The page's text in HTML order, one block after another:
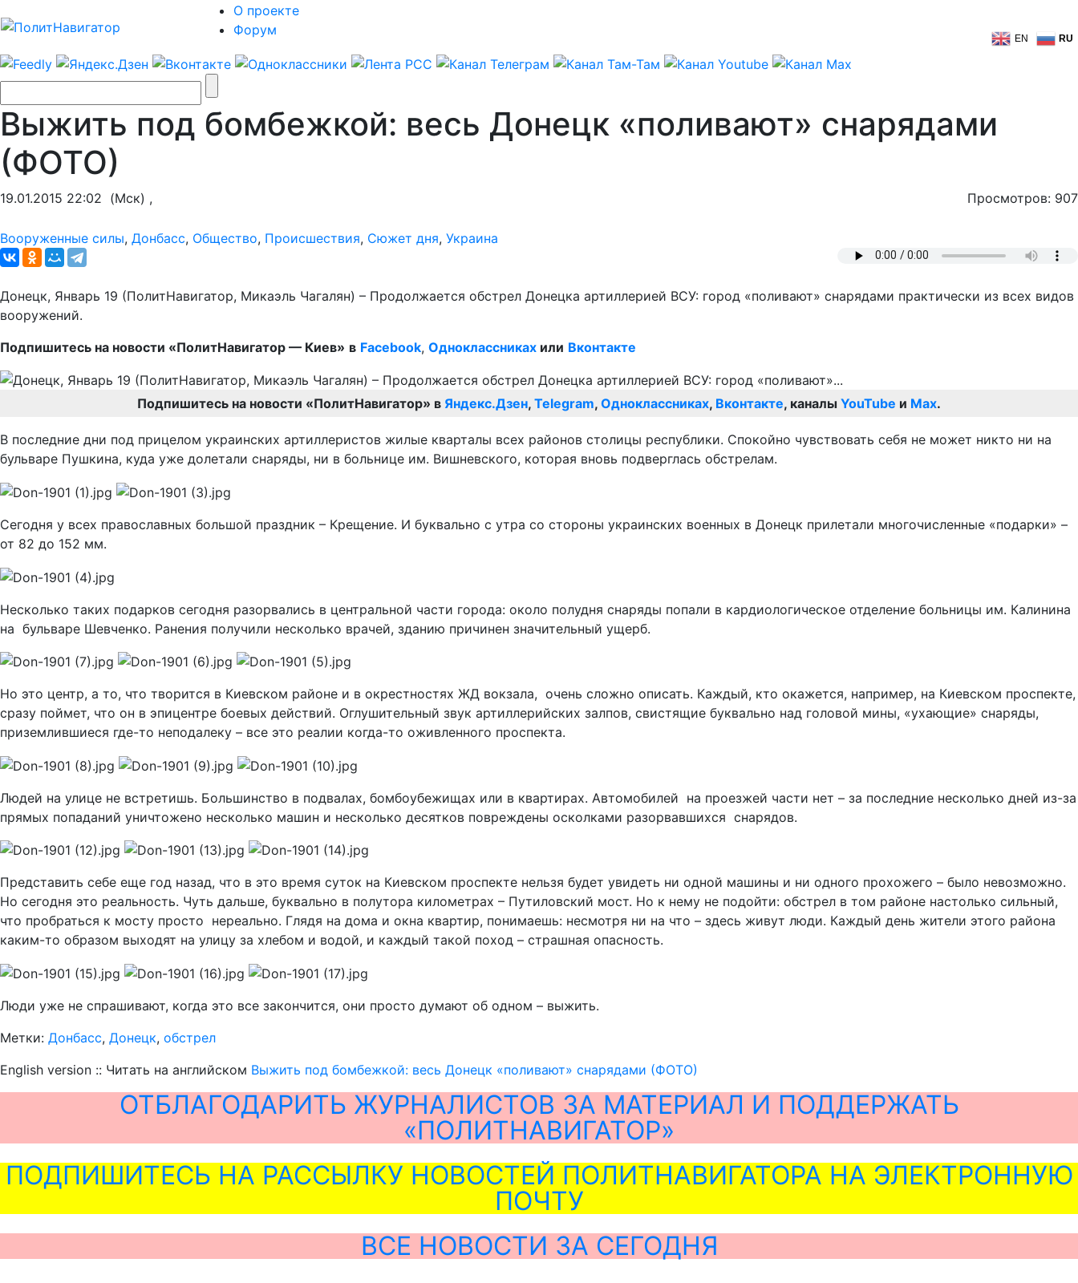
О проекте
Форум
EN RU
Выжить под бомбежкой: весь Донецк «поливают» снарядами
(ФОТО)
19.01.2015 22:02 (Мск) , Просмотров: 907
Вооруженные силы, Донбасс, Общество, Происшествия, Сюжет дня, Украина
Донецк, Январь 19 (ПолитНавигатор, Микаэль Чагалян) – Продолжается обстрел Донецка артиллерией ВСУ: город «поливают» снарядами практически из всех видов
вооружений.
Подпишитесь на новости «ПолитНавигатор — Киев» в Facebook, Одноклассниках или Вконтакте
Подпишитесь на новости «ПолитНавигатор» в Яндекс.Дзен, Telegram, Одноклассниках, Вконтакте, каналы YouTube и Max.
В последние дни под прицелом украинских артиллеристов жилые кварталы всех районов столицы республики. Спокойно чувствовать себя не может никто ни на
бульваре Пушкина, куда уже долетали снаряды, ни в больнице им. Вишневского, которая вновь подверглась обстрелам.
Сегодня у всех православных большой праздник – Крещение. И буквально с утра со стороны украинских военных в Донецк прилетали многочисленные «подарки» –
от 82 до 152 мм.
Несколько таких подарков сегодня разорвались в центральной части города: около полудня снаряды попали в кардиологическое отделение больницы им. Калинина
на бульваре Шевченко. Ранения получили несколько врачей, зданию причинен значительный ущерб.
Но это центр, а то, что творится в Киевском районе и в окрестностях ЖД вокзала, очень сложно описать. Каждый, кто окажется, например, на Киевском проспекте,
сразу поймет, что он в эпицентре боевых действий. Оглушительный звук артиллерийских залпов, свистящие буквально над головой мины, «ухающие» снаряды,
приземлившиеся где-то неподалеку – все это реалии когда-то оживленного проспекта.
Людей на улице не встретишь. Большинство в подвалах, бомбоубежищах или в квартирах. Автомобилей на проезжей части нет – за последние несколько дней из-за
прямых попаданий уничтожено несколько машин и несколько десятков повреждены осколками разорвавшихся снарядов.
Представить себе еще год назад, что в это время суток на Киевском проспекте нельзя будет увидеть ни одной машины и ни одного прохожего – было невозможно.
Но сегодня это реальность. Чуть дальше, буквально в полутора километрах – Путиловский мост. Но к нему не подойти: обстрел в том районе настолько сильный,
что пробраться к мосту просто нереально. Глядя на дома и окна квартир, понимаешь: несмотря ни на что – здесь живут люди. Каждый день жители этого района
каким-то образом выходят на улицу за хлебом и водой, и каждый такой поход – страшная опасность.
Люди уже не спрашивают, когда это все закончится, они просто думают об одном – выжить.
Метки: Донбасс, Донецк, обстрел
English version :: Читать на английском Выжить под бомбежкой: весь Донецк «поливают» снарядами (ФОТО)
ОТБЛАГОДАРИТЬ ЖУРНАЛИСТОВ ЗА МАТЕРИАЛ И ПОДДЕРЖАТЬ
«ПОЛИТНАВИГАТОР»
ПОДПИШИТЕСЬ НА РАССЫЛКУ НОВОСТЕЙ ПОЛИТНАВИГАТОРА НА ЭЛЕКТРОННУЮ
ПОЧТУ
ВСЕ НОВОСТИ ЗА СЕГОДНЯ